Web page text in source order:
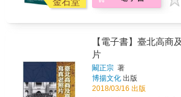
多樣豐富的圖文闡述了
帶領讀者回顧台灣三寶
樟腦的歷史地位及產業
讀者進入時光隧道，親
汗水及豐收喜悅的現場；
精采作品，見證台灣多元
「一看就懂 台灣博覽」
的紀錄，也是台灣先民艱
【電子書】臺北高商
片
闞正宗 著
博揚文化 出版
2018/03/16 出版